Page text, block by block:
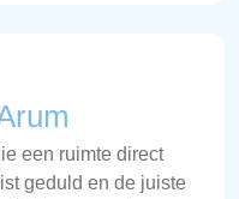
een ruimte direct
geduld en de juiste